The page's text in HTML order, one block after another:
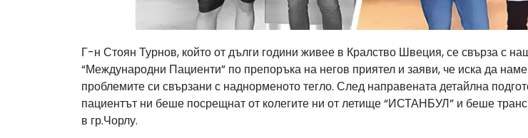
Г-н Стоян Турнов, който от дълги години живее в Кралство Швеция, се свърза с
“Международни Пациенти” по препоръка на негов приятел и заяви, че иска да
проблемите си свързани с наднорменото тегло. След направената детайлна
пациентът ни беше посрещнат от колегите ни от летище “ИСТАНБУЛ” и беше
в гр.Чорлу.